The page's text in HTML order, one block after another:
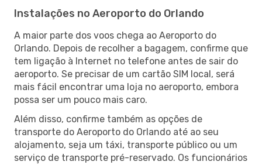
Instalações no Aeroporto do Orlando
A maior parte dos voos chega ao Aeroporto do
Orlando. Depois de recolher a bagagem, confirme que
tem ligação à Internet no telefone antes de sair do
aeroporto. Se precisar de um cartão SIM local, será
mais fácil encontrar uma loja no aeroporto, embora
possa ser um pouco mais caro.
Além disso, confirme também as opções de
transporte do Aeroporto do Orlando até ao seu
alojamento, seja um táxi, transporte público ou um
serviço de transporte pré-reservado. Os funcionários